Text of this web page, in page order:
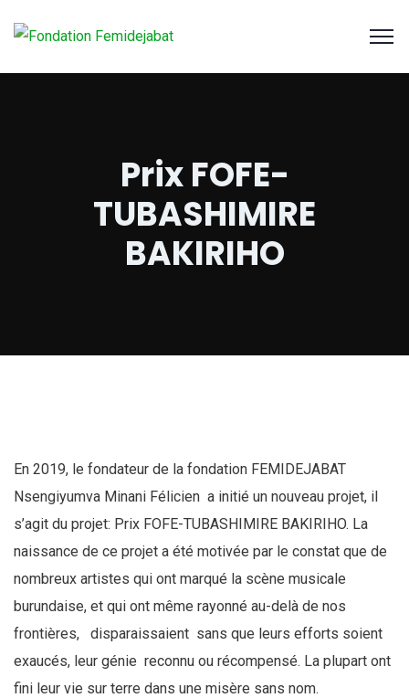
Prix FOFE-
TUBASHIMIRE
BAKIRIHO
En 2019, le fondateur de la fondation FEMIDEJABAT
Nsengiyumva Minani Félicien a initié un nouveau projet, il
s’agit du projet: Prix FOFE-TUBASHIMIRE BAKIRIHO. La
naissance de ce projet a été motivée par le constat que de
nombreux artistes qui ont marqué la scène musicale
burundaise, et qui ont même rayonné au-delà de nos
frontières, disparaissaient sans que leurs efforts soient
exaucés, leur génie reconnu ou récompensé. La plupart ont
fini leur vie sur terre dans une misère sans nom.